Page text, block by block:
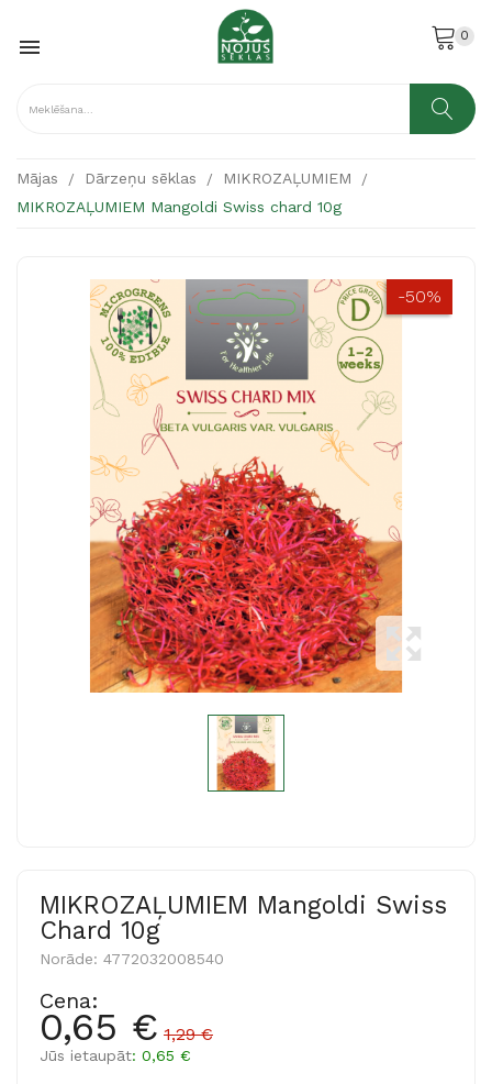
 0
Mājas Dārzeņu sēklas
MIKROZAĻUMIEM
MIKROZAĻUMIEM Mangoldi Swiss chard 10g
-50%
MIKROZAĻUMIEM Mangoldi Swiss
Chard 10g
Norāde: 4772032008540
Cena:
0,65 € 1,29 €
Jūs ietaupāt: 0,65 €